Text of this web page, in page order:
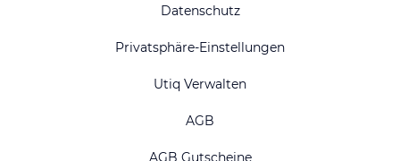
Datenschutz
Privatsphäre-Einstellungen
Utiq Verwalten
AGB
AGB Gutscheine